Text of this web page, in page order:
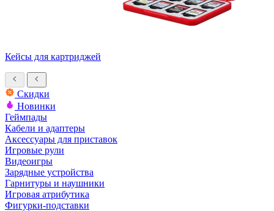
Кейсы для картриджей
Скидки
Новинки
Геймпады
Кабели и адаптеры
Аксессуары для приставок
Игровые рули
Видеоигры
Зарядные устройства
Гарнитуры и наушники
Игровая атрибутика
Фигурки-подставки